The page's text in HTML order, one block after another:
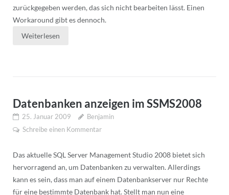
zurückgegeben werden, das sich nicht bearbeiten lässt. Einen
Workaround gibt es dennoch.
Weiterlesen
Datenbanken anzeigen im SSMS2008
25. Januar 2009
Benjamin
Schreibe einen Kommentar
Das aktuelle SQL Server Management Studio 2008 bietet sich
hervorragend an, um Datenbanken zu verwalten. Allerdings
kann es sein, dass man auf einem Datenbankserver nur Rechte
für eine bestimmte Datenbank hat. Stellt man nun eine